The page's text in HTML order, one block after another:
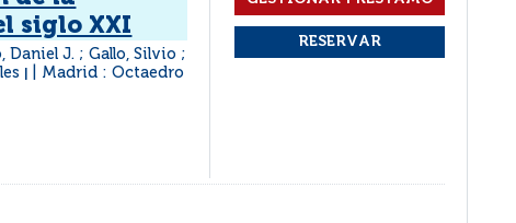
siglo XXI
Daniel J. ; Gallo, Silvio ;
Madrid : Octaedro